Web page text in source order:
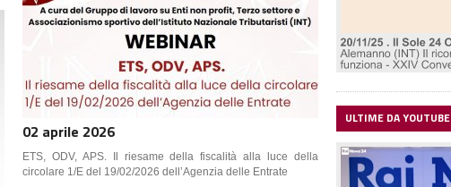
02 aprile 2026
ETS, ODV, APS. Il riesame della fiscalità alla luce della
circolare 1/E del 19/02/2026 dell’Agenzia delle Entrate
ULTIME DA YOUTUBE